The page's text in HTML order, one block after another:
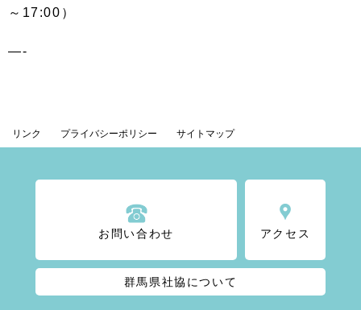
～17:00）
—-
リンク プライバシーポリシー サイトマップ
お問い合わせ アクセス
群馬県社協について